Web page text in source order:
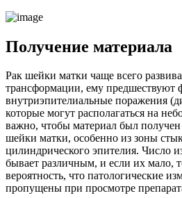
Получение материала
Рак шейки матки чаще всего
трансформации, ему предшествуют
внутриэпителиальные поражения
которые могут располагаться на
важно, чтобы материал был получен
шейки матки, особенно из зоны
цилиндрического эпителия. Число
бывает различным, и если их мало,
вероятность, что патологические
пропущены при просмотре